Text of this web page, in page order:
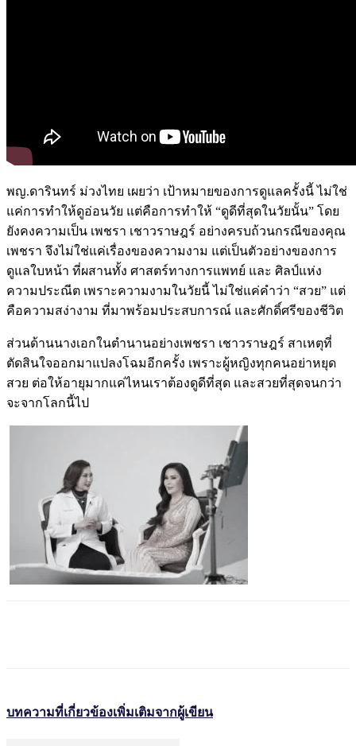
พญ.ดารินทร์ ม่วงไทย เผยว่า เป้าหมายของการดูแลครั้งนี้ ไม่ใช่
แค่การทำให้ดูอ่อนวัย แต่คือการทำให้ “ดูดีที่สุดในวัยนั้น” โดย
ยังคงความเป็น เพชรา เชาวราษฎร์ อย่างครบถ้วนกรณีของคุณ
เพชรา จึงไม่ใช่แค่เรื่องของความงาม แต่เป็นตัวอย่างของการ
ดูแลใบหน้า ที่ผสานทั้ง ศาสตร์ทางการแพทย์ และ ศิลป์แห่ง
ความประณีต เพราะความงามในวัยนี้ ไม่ใช่แค่คำว่า “สวย” แต่
คือความสง่างาม ที่มาพร้อมประสบการณ์ และศักดิ์ศรีของชีวิต
ส่วนด้านนางเอกในตำนานอย่างเพชรา เชาวราษฎร์ สาเหตุที่
ตัดสินใจออกมาแปลงโฉมอีกครั้ง เพราะผู้หญิงทุกคนอย่าหยุด
สวย ต่อให้อายุมากแค่ไหนเราต้องดูดีที่สุด และสวยที่สุดจนกว่า
จะจากโลกนี้ไป
บทความที่เกี่ยวข้องเพิ่มเติมจากผู้เขียน